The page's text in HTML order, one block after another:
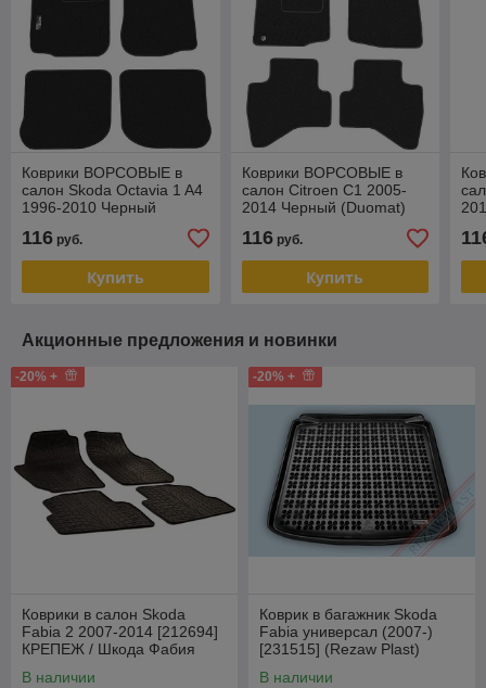
Коврики ВОРСОВЫЕ в
салон Skoda Octavia 1 A4
1996-2010 Черный
116 руб.
Купить
Коврики ВОРСОВЫЕ в
салон Citroen C1 2005-
2014 Черный (Duomat)
116руб.
Купить
Акционные предложения и новинки
-20% +
Коврики в салон Skoda
Fabia 2 2007-2014 [212694]
КРЕПЕЖ / Шкода Фабия
В наличии
-20% +
Коврик в багажник Skoda
Fabia универсал (2007-)
[231515] (Rezaw Plast)
В наличии